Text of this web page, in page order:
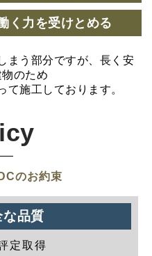
く力を受けとめる
まう部分ですが、長く安
のため
て施工しております。
のお約束
品質
定取得